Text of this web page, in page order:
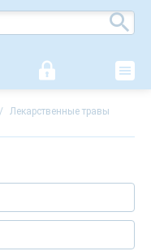
/ Лекарственные травы